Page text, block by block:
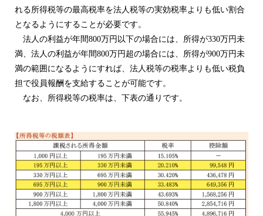
れる所得税等の最高税率を法人税等の実効税率よりも低い割合
となるようにすることが必要です。
法人の利益が年間800万円以下の場合には、所得が330万円未
満、法人の利益が年間800万円超の場合には、所得が900万円未
満の範囲になるようにすれば、法人税等の税率よりも低い税負
担で役員報酬を支給することが可能です。
なお、所得税等の税率は、下表の通りです。